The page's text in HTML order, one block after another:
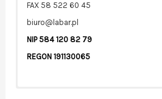
FAX 58 522 60 45
biuro@labar.pl
NIP 584 120 82 79
REGON 191130065